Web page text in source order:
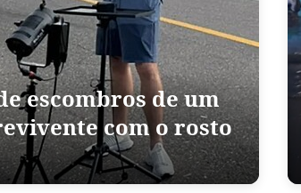
escombros de um
com o rosto